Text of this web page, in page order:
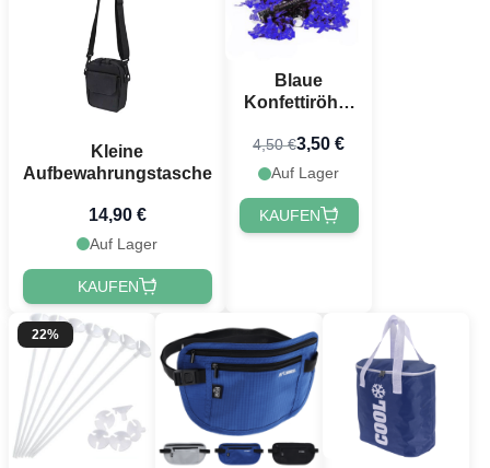
Kleine
Aufbewahrungstasche
14,90 €
Auf Lager
KAUFEN
Blaue
Konfettiröhre
PartyVikings -
Metallisch
4,50 €3,50 €
Auf Lager
KAUFEN
22%